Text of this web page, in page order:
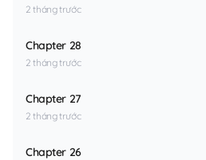
2 tháng trước
Chapter 28
2 tháng trước
Chapter 27
2 tháng trước
Chapter 26